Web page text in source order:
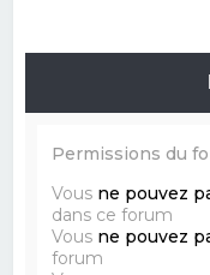
Permissions du
Vous ne pouvez
dans ce forum
Vous ne pouvez
forum